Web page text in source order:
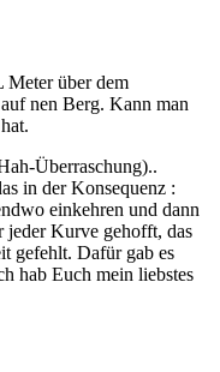
über dem
nen Berg. Kann man
Überraschung)..
in der Konsequenz :
einkehren und dann
jeder Kurve gehofft, das
gefehlt. Dafür gab es
hab Euch mein liebstes